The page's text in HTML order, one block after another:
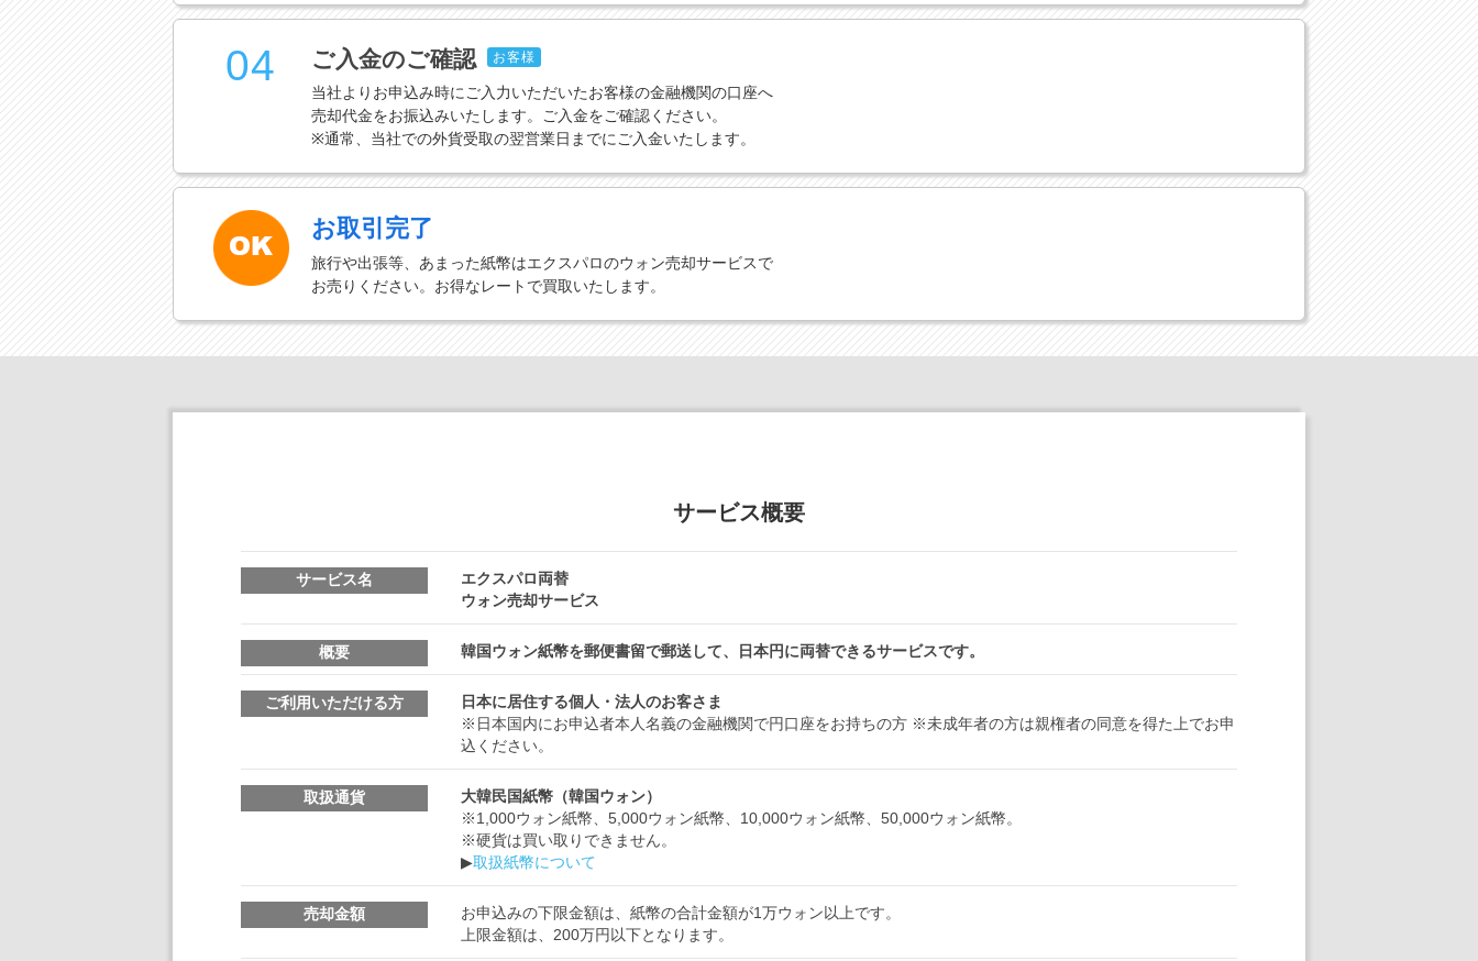
04 ご入金のご確認 お客様
当社よりお申込み時にご入力いただいたお客様の金融機関の口座へ
売却代金をお振込みいたします。ご入金をご確認ください。
※通常、当社での外貨受取の翌営業日までにご入金いたします。
お取引完了
旅行や出張等、あまった紙幣はエクスパロのウォン売却サービスで
お売りください。お得なレートで買取いたします。
サービス概要
サービス名
エクスパロ両替
ウォン売却サービス
概要 韓国ウォン紙幣を郵便書留で郵送して、日本円に両替できるサービスです。
ご利用いただける方
日本に居住する個人・法人のお客さま
※日本国内にお申込者本人名義の金融機関で円口座をお持ちの方 ※未成年者の方は親権者の同意を得た上でお申
込ください。
取扱通貨
大韓民国紙幣（韓国ウォン）
※1,000ウォン紙幣、5,000ウォン紙幣、10,000ウォン紙幣、50,000ウォン紙幣。
※硬貨は買い取りできません。
▶取扱紙幣について
売却金額
お申込みの下限金額は、紙幣の合計金額が1万ウォン以上です。
上限金額は、200万円以下となります。